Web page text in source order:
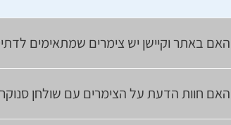
האם באתר וקיישן יש צימרים שמתאימים
האם חוות הדעת על הצימרים עם שולחן סנוקר